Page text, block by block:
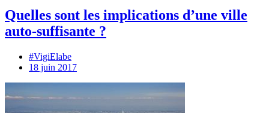
Quelles sont les implications d’une ville
auto-suffisante ?
#VigiElabe
18 juin 2017